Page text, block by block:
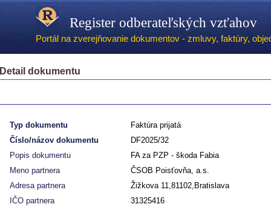
Register odberateľských vzťahov
Portál na zverejňovanie dokumentov - zmluvy, faktúry,
Detail dokumentu
Typ dokumentu
Faktúra prijatá
Číslo/názov dokumentu
DF2025/32
Popis dokumentu
FA za PZP - škoda Fabia
Meno partnera
ČSOB Poisťovňa, a.s.
Adresa partnera
Žižkova 11,81102,Bratislava
IČO partnera
31325416